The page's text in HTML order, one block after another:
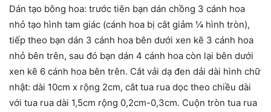
Dán tạo bông hoa: trước tiên bạn dán chồng 3 cánh hoa
nhỏ tạo hình tam giác (cánh hoa bị cắt giảm ¼ hình tròn),
tiếp theo bạn dán 3 cánh hoa bên dưới xen kẽ 3 cánh hoa
nhỏ bên trên, sau đó bạn dán 4 cánh hoa còn lại bên dưới
xen kẽ 6 cánh hoa bên trên. Cắt vải dạ đen dải dài hình chữ
nhật: dài 10cm x rộng 2cm, cắt tua rua dọc theo chiều dài
với tua rua dài 1,5cm rộng 0,2cm-0,3cm. Cuộn tròn tua rua